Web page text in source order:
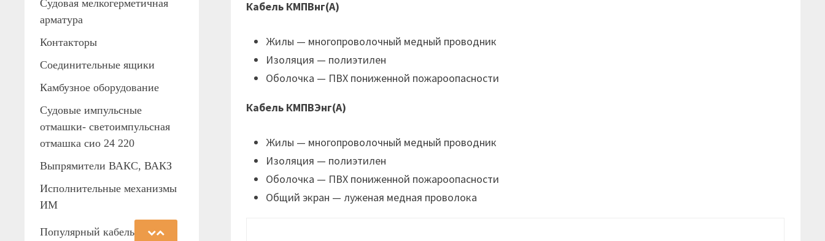
Кабель КМПВнг(А)
Жилы — многопроволочный медный проводник
Изоляция — полиэтилен
Оболочка — ПВХ пониженной пожароопасности
Кабель КМПВЭнг(А)
Жилы — многопроволочный медный проводник
Изоляция — полиэтилен
Оболочка — ПВХ пониженной пожароопасности
Общий экран — луженая медная проволока
Судовая мелкогерметичная
арматура
Контакторы
Соединительные ящики
Камбузное оборудование
Судовые импульсные
отмашки- светоимпульсная
отмашка сио 24 220
Выпрямители ВАКС, ВАКЗ
Исполнительные механизмы
ИМ
Популярный кабель